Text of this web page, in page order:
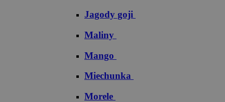
Jagody goji
Maliny
Mango
Miechunka
Morele